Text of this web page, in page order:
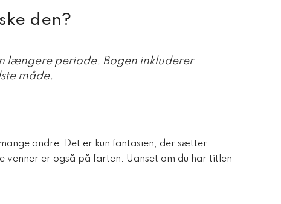
den?
længere periode. Bogen inkluderer
måde.
andre. Det er kun fantasien, der sætter
er også på farten. Uanset om du har titlen